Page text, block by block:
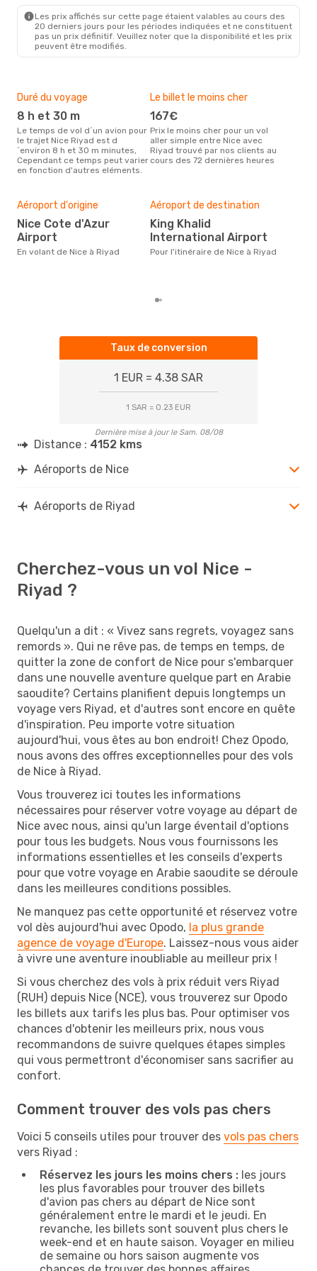
Les prix affichés sur cette page étaient valables au cours des
20 derniers jours pour les périodes indiquées et ne constituent
pas un prix définitif. Veuillez noter que la disponibilité et les prix
peuvent être modifiés.
Duré du voyage
8 h et 30 m
Le temps de vol d´un avion pour
le trajet Nice Riyad est d
´environ 8 h et 30 m minutes,
Cependant ce temps peut varier
en fonction d'autres eléments.
Le billet le moins cher
167€
Prix le moins cher pour un vol
aller simple entre Nice avec
Riyad trouvé par nos clients au
cours des 72 dernières heures
Aéroport d'origine
Nice Cote d'Azur
Airport
En volant de Nice à Riyad
Aéroport de destination
King Khalid
International Airport
Pour l'itinéraire de Nice à Riyad
Taux de conversion
1 EUR = 4.38 SAR
1 SAR = 0.23 EUR
Dernière mise à jour le Sam. 08/08
Distance : 4152 kms
Aéroports de Nice
Aéroports de Riyad
Cherchez-vous un vol Nice -
Riyad ?
Quelqu'un a dit : « Vivez sans regrets, voyagez sans
remords ». Qui ne rêve pas, de temps en temps, de
quitter la zone de confort de Nice pour s'embarquer
dans une nouvelle aventure quelque part en Arabie
saoudite? Certains planifient depuis longtemps un
voyage vers Riyad, et d'autres sont encore en quête
d'inspiration. Peu importe votre situation
aujourd'hui, vous êtes au bon endroit! Chez Opodo,
nous avons des offres exceptionnelles pour des vols
de Nice à Riyad.
Vous trouverez ici toutes les informations
nécessaires pour réserver votre voyage au départ de
Nice avec nous, ainsi qu'un large éventail d'options
pour tous les budgets. Nous vous fournissons les
informations essentielles et les conseils d'experts
pour que votre voyage en Arabie saoudite se déroule
dans les meilleures conditions possibles.
Ne manquez pas cette opportunité et réservez votre
vol dès aujourd'hui avec Opodo, la plus grande
agence de voyage d'Europe. Laissez-nous vous aider
à vivre une aventure inoubliable au meilleur prix !
Si vous cherchez des vols à prix réduit vers Riyad
(RUH) depuis Nice (NCE), vous trouverez sur Opodo
les billets aux tarifs les plus bas. Pour optimiser vos
chances d'obtenir les meilleurs prix, nous vous
recommandons de suivre quelques étapes simples
qui vous permettront d'économiser sans sacrifier au
confort.
Comment trouver des vols pas chers
Voici 5 conseils utiles pour trouver des vols pas chers
vers Riyad :
Réservez les jours les moins chers : les jours
les plus favorables pour trouver des billets
d'avion pas chers au départ de Nice sont
généralement entre le mardi et le jeudi. En
revanche, les billets sont souvent plus chers le
week-end et en haute saison. Voyager en milieu
de semaine ou hors saison augmente vos